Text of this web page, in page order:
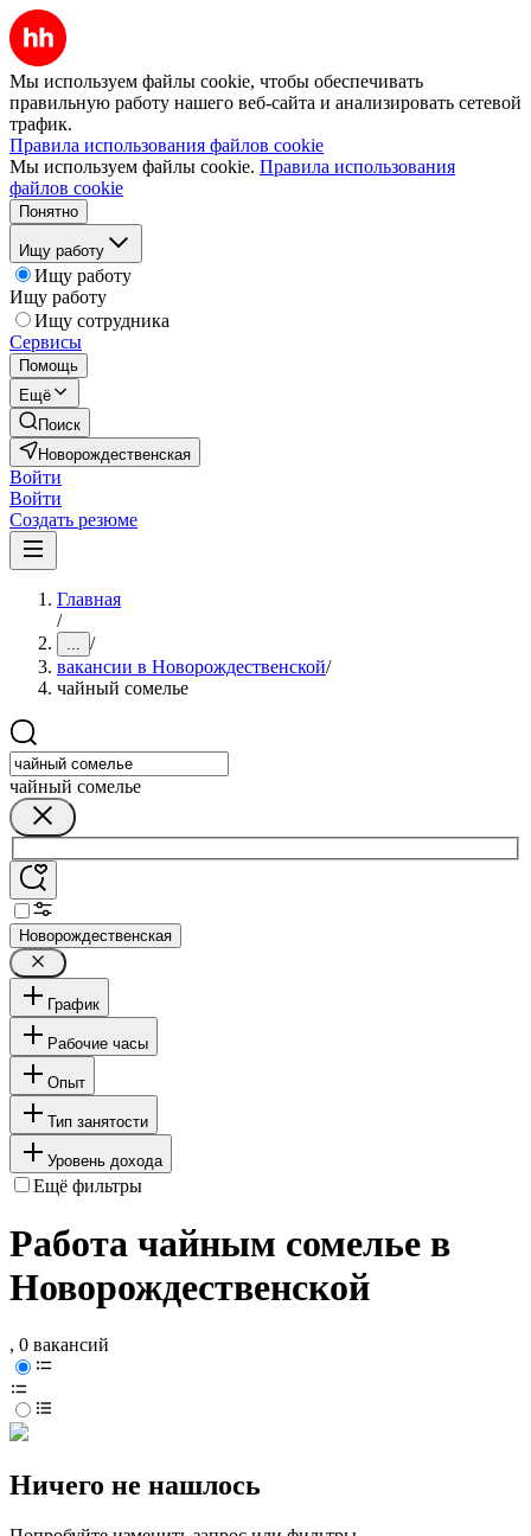
Мы используем файлы cookie, чтобы обеспечивать
правильную работу нашего веб-сайта и анализировать сетевой
трафик.
Правила использования файлов cookie
Мы используем файлы cookie. Правила использования
файлов cookie
Понятно
Ищу работу
Ищу работу
Ищу работу
Ищу сотрудника
Сервисы
Помощь
Ещё
Поиск
Новорождественская
Войти
Войти
Создать резюме
Главная
/
... /
вакансии в Новорождественской/
чайный сомелье
чайный сомелье
Новорождественская
График
Рабочие часы
Опыт
Тип занятости
Уровень дохода
Ещё фильтры
Работа чайным сомелье в
Новорождественской
, 0 вакансий
Ничего не нашлось